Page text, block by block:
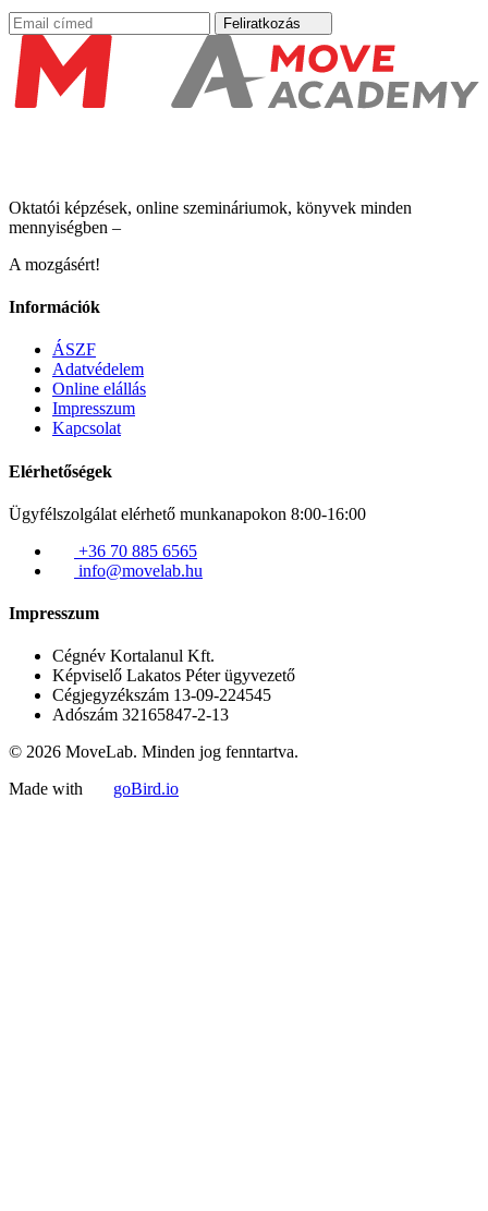
Feliratkozás
Oktatói képzések, online szemináriumok, könyvek minden
mennyiségben –
A mozgásért!
Információk
ÁSZF
Adatvédelem
Online elállás
Impresszum
Kapcsolat
Elérhetőségek
Ügyfélszolgálat elérhető munkanapokon 8:00-16:00
+36 70 885 6565
info@movelab.hu
Impresszum
Cégnév Kortalanul Kft.
Képviselő Lakatos Péter ügyvezető
Cégjegyzékszám 13-09-224545
Adószám 32165847-2-13
© 2026 MoveLab. Minden jog fenntartva.
Made with
goBird.io